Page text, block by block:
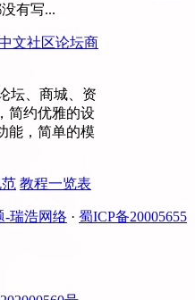
有写...
坛、商城、资
简约优雅的设
能，简单的模
教程一览表
-瑞浩网络 · 蜀ICP备20005655